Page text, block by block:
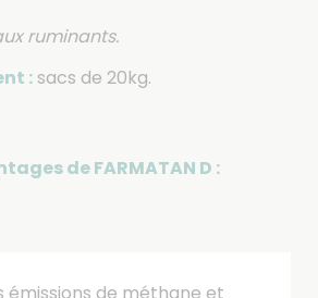
ruminants.
: sacs de 20kg.
de FARMATAN D :
émissions de méthane et